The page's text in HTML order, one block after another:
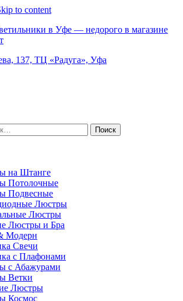
to content
в Уфе — недорого в магазине
137, ТЦ «Радуга», Уфа
на Штанге
Потолочные
Подвесные
Люстры
Люстры
Люстры и Бра
Модерн
Свечи
с Плафонами
с Абажурами
Ветки
Люстры
Космос